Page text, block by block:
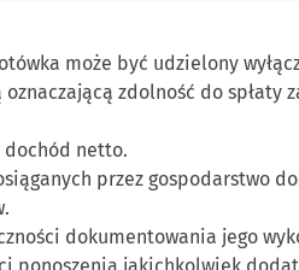
może być udzielony
zdolność do
dochód netto.
przez gospodarstwo
dokumentowania jego
ponoszenia jakichkolwiek